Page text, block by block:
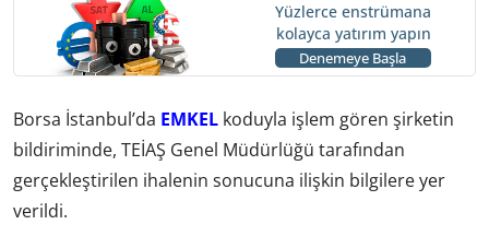
Yüzlerce enstrümana
kolayca yatırım yapın
Denemeye Başla
Borsa İstanbul’da EMKEL koduyla işlem gören şirketin
bildiriminde, TEİAŞ Genel Müdürlüğü tarafından
gerçekleştirilen ihalenin sonucuna ilişkin bilgilere yer
verildi.